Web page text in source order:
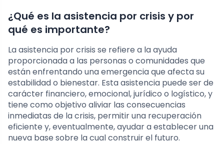
¿Qué es la asistencia por crisis y por
qué es importante?
La asistencia por crisis se refiere a la ayuda
proporcionada a las personas o comunidades que
están enfrentando una emergencia que afecta su
estabilidad o bienestar. Esta asistencia puede ser de
carácter financiero, emocional, jurídico o logístico, y
tiene como objetivo aliviar las consecuencias
inmediatas de la crisis, permitir una recuperación
eficiente y, eventualmente, ayudar a establecer una
nueva base sobre la cual construir el futuro.